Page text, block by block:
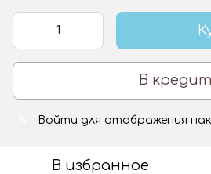
В кредит
Войти для отображения
В избранное